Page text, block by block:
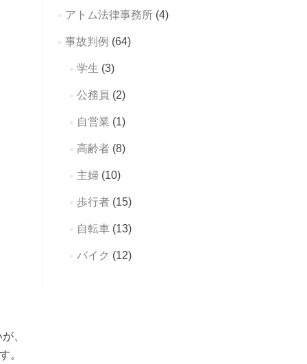
、
。
アトム法律事務所(4)
事故判例 (64)
学生 (3)
公務員 (2)
自営業 (1)
高齢者(8)
主婦(10)
歩行者(15)
自転車(13)
バイク (12)